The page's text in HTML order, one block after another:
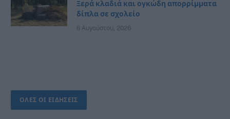
Ξερά κλαδιά και ογκώδη απορρίμματα
δίπλα σε σχολείο
6 Αυγούστου, 2026
ΟΛΕΣ ΟΙ ΕΙΔΗΣΕΙΣ